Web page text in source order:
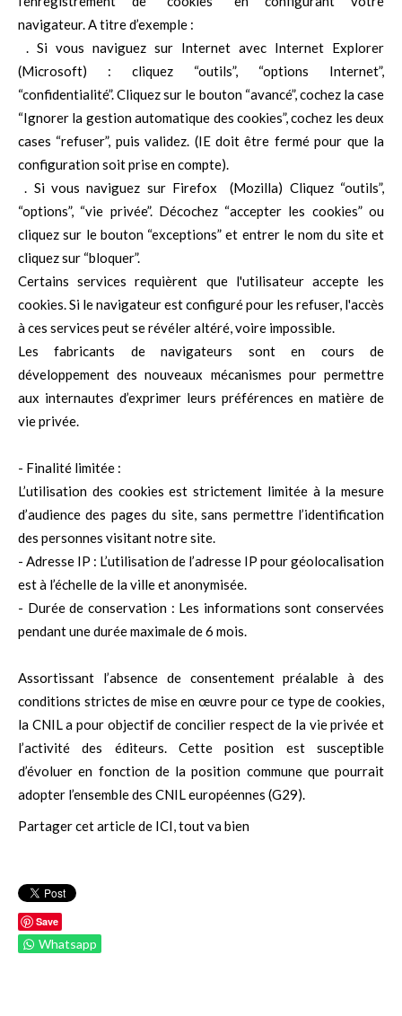
navigateur. A titre d’exemple :
. Si vous naviguez sur Internet avec Internet Explorer
(Microsoft) : cliquez “outils”, “options Internet”,
“confidentialité”. Cliquez sur le bouton “avancé”, cochez la case
“Ignorer la gestion automatique des cookies”, cochez les deux
cases “refuser”, puis validez. (IE doit être fermé pour que la
configuration soit prise en compte).
. Si vous naviguez sur Firefox (Mozilla) Cliquez “outils”,
“options”, “vie privée”. Décochez “accepter les cookies” ou
cliquez sur le bouton “exceptions” et entrer le nom du site et
cliquez sur “bloquer”.
Certains services requièrent que l'utilisateur accepte les
cookies. Si le navigateur est configuré pour les refuser, l'accès
à ces services peut se révéler altéré, voire impossible.
Les fabricants de navigateurs sont en cours de
développement des nouveaux mécanismes pour permettre
aux internautes d’exprimer leurs préférences en matière de
vie privée.
- Finalité limitée :
L’utilisation des cookies est strictement limitée à la mesure
d’audience des pages du site, sans permettre l’identification
des personnes visitant notre site.
- Adresse IP : L’utilisation de l’adresse IP pour géolocalisation
est à l’échelle de la ville et anonymisée.
- Durée de conservation : Les informations sont conservées
pendant une durée maximale de 6 mois.
Assortissant l’absence de consentement préalable à des
conditions strictes de mise en œuvre pour ce type de cookies,
la CNIL a pour objectif de concilier respect de la vie privée et
l’activité des éditeurs. Cette position est susceptible
d’évoluer en fonction de la position commune que pourrait
adopter l’ensemble des CNIL européennes (G29).
Partager cet article de ICI, tout va bien
Save
Whatsapp